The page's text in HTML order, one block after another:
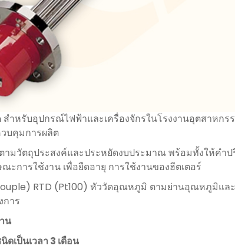
ำหรับอุปกรณ์ไฟฟ้าและเครื่องจักรในโรงงานอุตสาหกร
บคุมการผลิต
ามวัตถุประสงค์และประหยัดงบประมาณ พร้อมทั้งให้คำ
ะการใช้งาน เพื่อยืดอายุ การใช้งานของฮีตเตอร์
RTD (Pt100) หัววัดอุณหภูมิ ตามย่านอุณหภูมิแ
าร
น
เป็นเวลา 3 เดือน